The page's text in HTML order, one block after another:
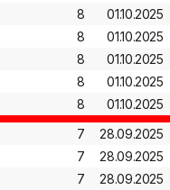
8
01.10.2025
8
01.10.2025
8
01.10.2025
8
01.10.2025
8
01.10.2025
7
28.09.2025
7
28.09.2025
7
28.09.2025